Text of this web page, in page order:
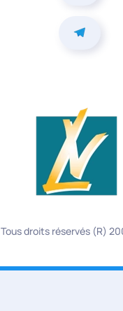
Tous droits réservés (R)